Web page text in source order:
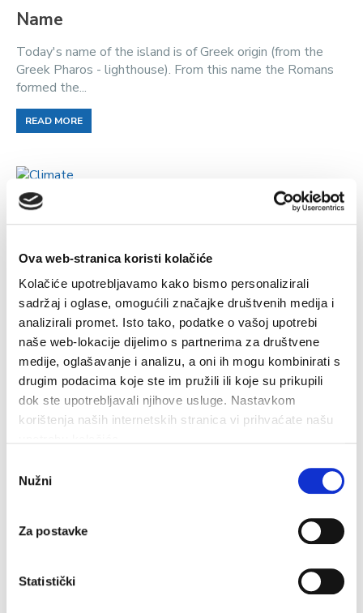
Ova web-stranica koristi kolačiće
Kolačiće upotrebljavamo kako bismo personalizirali
sadržaj i oglase, omogućili značajke društvenih medija i
analizirali promet. Isto tako, podatke o vašoj upotrebi
naše web-lokacije dijelimo s partnerima za društvene
medije, oglašavanje i analizu, a oni ih mogu kombinirati s
drugim podacima koje ste im pružili ili koje su prikupili
dok ste upotrebljavali njihove usluge. Nastavkom
korištenja naših internetskih stranica vi prihvaćate našu
pristanka
Nužni
Za postavke
Statistički
Name
Today's name of the island is of Greek origin (from the
Greek Pharos - lighthouse). From this name the Romans
formed the...
READ MORE
Climate
Mediterranean, means that the islands of Hvar and
Vrboska enjoy...
READ MORE
1 2